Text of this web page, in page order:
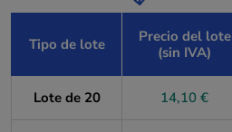
Tipo de lote
Precio del lote
(sin IVA)
Lote de 20 14,10 €